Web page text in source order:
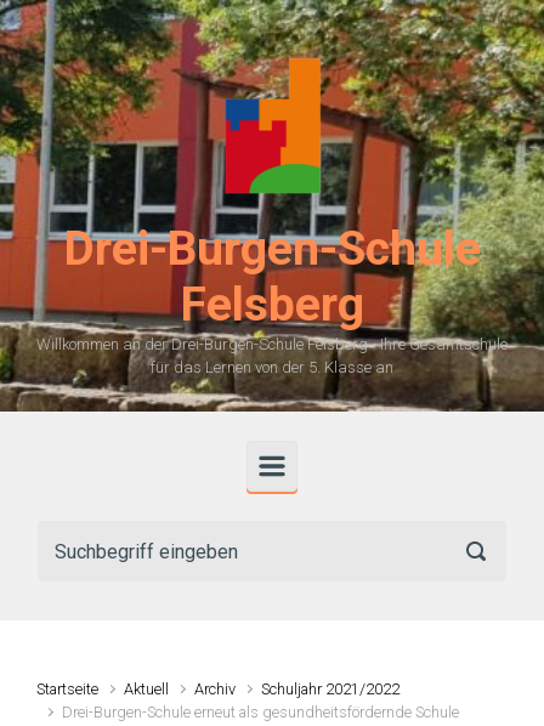
Zum Hauptinhalt springen
Drei-Burgen-Schule
Felsberg
Willkommen an der Drei-Burgen-Schule Felsberg - Ihre Gesamtschule
für das Lernen von der 5. Klasse an
Startseite Aktuell Archiv
Schuljahr 2021/2022
Drei-Burgen-Schule erneut als gesundheitsfördernde Schule